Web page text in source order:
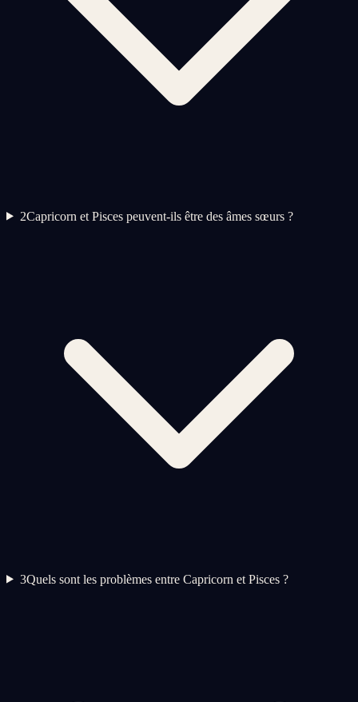
2Capricorn et Pisces peuvent-ils être des âmes sœurs ?
3Quels sont les problèmes entre Capricorn et Pisces ?